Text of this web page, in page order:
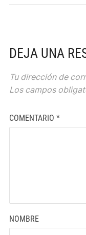
DEJA UNA
Tu dirección de
Los campos
COMENTARIO *
NOMBRE